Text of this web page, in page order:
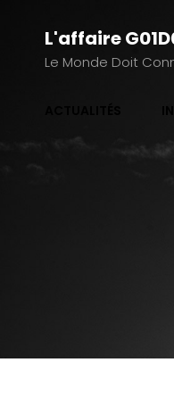
L'affaire
Le Monde Doit